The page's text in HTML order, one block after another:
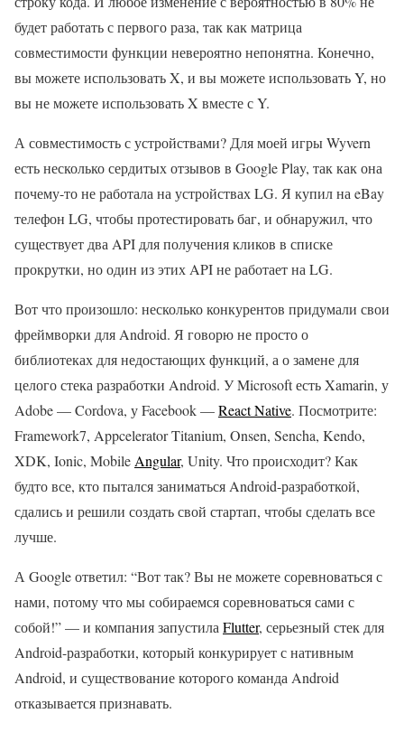
будет работать с первого раза, так как матрица
совместимости функции невероятно непонятна. Конечно,
вы можете использовать X, и вы можете использовать Y, но
вы не можете использовать X вместе с Y.
А совместимость с устройствами? Для моей игры Wyvern
есть несколько сердитых отзывов в Google Play, так как она
почему-то не работала на устройствах LG. Я купил на eBay
телефон LG, чтобы протестировать баг, и обнаружил, что
существует два API для получения кликов в списке
прокрутки, но один из этих API не работает на LG.
Вот что произошло: несколько конкурентов придумали свои
фреймворки для Android. Я говорю не просто о
библиотеках для недостающих функций, а о замене для
целого стека разработки Android. У Microsoft есть Xamarin, у
Adobe — Cordova, у Facebook —React Native. Посмотрите:
Framework7, Appcelerator Titanium, Onsen, Sencha, Kendo,
XDK, Ionic, MobileAngular, Unity. Что происходит? Как
будто все, кто пытался заниматься Android-разработкой,
сдались и решили создать свой стартап, чтобы сделать все
лучше.
А Google ответил: “Вот так? Вы не можете соревноваться с
нами, потому что мы собираемся соревноваться сами с
собой!” — и компания запустилаFlutter, серьезный стек для
Android-разработки, который конкурирует с нативным
Android, и существование которого команда Android
отказывается признавать.